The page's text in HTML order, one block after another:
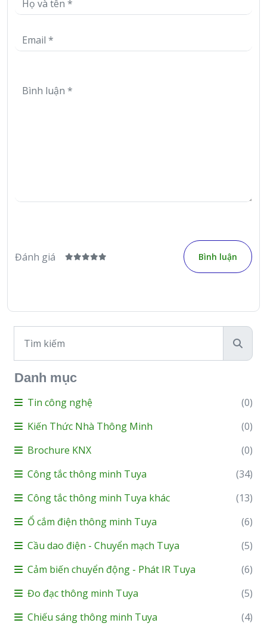
Đánh giá Bình luận
Danh mục
Tin công nghệ
(0)
Kiến Thức Nhà Thông Minh
(0)
Brochure KNX
(0)
Công tắc thông minh Tuya
(34)
Công tắc thông minh Tuya khác
(13)
Ổ cắm điện thông minh Tuya
(6)
Cầu dao điện - Chuyển mạch Tuya
(5)
Cảm biến chuyển động - Phát IR Tuya
(6)
Đo đạc thông minh Tuya
(5)
Chiếu sáng thông minh Tuya
(4)